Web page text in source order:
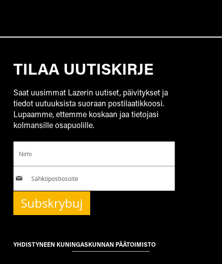
TILAA UUTISKIRJE
Saat uusimmat Lazerin uutiset, päivitykset ja
tiedot uutuuksista suoraan postilaatikkoosi.
Lupaamme, ettemme koskaan jaa tietojasi
kolmansille osapuolille.
Subskrybuj
YHDISTYNEEN KUNINGASKUNNAN PÄÄTOIMISTO